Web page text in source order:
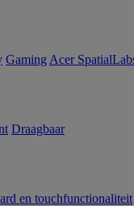
Gaming Acer
Draagbaar
en touchfunctionaliteit